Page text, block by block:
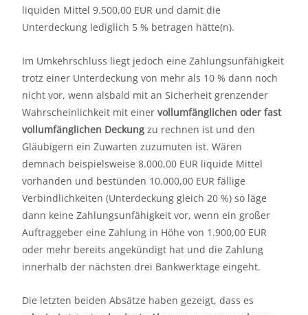
liquiden Mittel 9.500,00 EUR und damit die
Unterdeckung lediglich 5 % betragen hätte(n).
Im Umkehrschluss liegt jedoch eine Zahlungsunfähigkeit
trotz einer Unterdeckung von mehr als 10 % dann noch
nicht vor, wenn alsbald mit an Sicherheit grenzender
Wahrscheinlichkeit mit einer vollumfänglichen oder fast
vollumfänglichen Deckung zu rechnen ist und den
Gläubigern ein Zuwarten zuzumuten ist. Wären
demnach beispielsweise 8.000,00 EUR liquide Mittel
vorhanden und bestünden 10.000,00 EUR fällige
Verbindlichkeiten (Unterdeckung gleich 20 %) so läge
dann keine Zahlungsunfähigkeit vor, wenn ein großer
Auftraggeber eine Zahlung in Höhe von 1.900,00 EUR
oder mehr bereits angekündigt hat und die Zahlung
innerhalb der nächsten drei Bankwerktage eingeht.
Die letzten beiden Absätze haben gezeigt, dass es